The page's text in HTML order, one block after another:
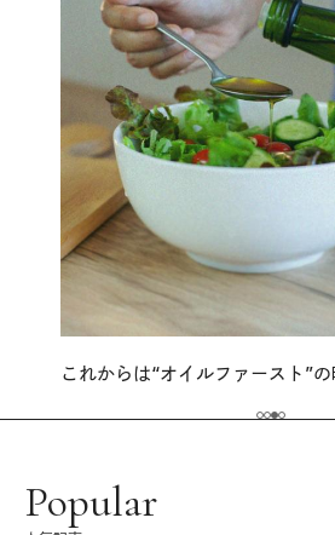
これからは“オイルファースト”の
Popular